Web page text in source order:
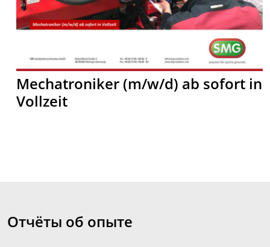
Mechatroniker (m/w/d) ab sofort in
Vollzeit
Отчёты об опыте